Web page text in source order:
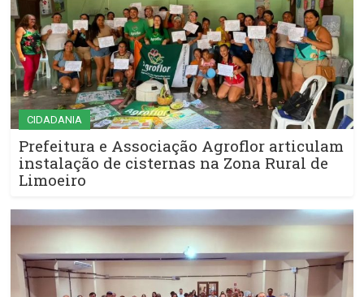
CIDADANIA
Prefeitura e Associação Agroflor articulam
instalação de cisternas na Zona Rural de
Limoeiro